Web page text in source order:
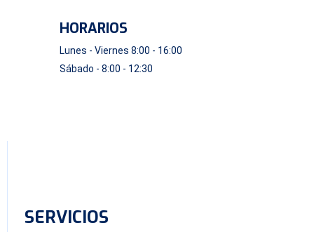
HORARIOS
Lunes - Viernes 8:00 - 16:00
Sábado - 8:00 - 12:30
SERVICIOS